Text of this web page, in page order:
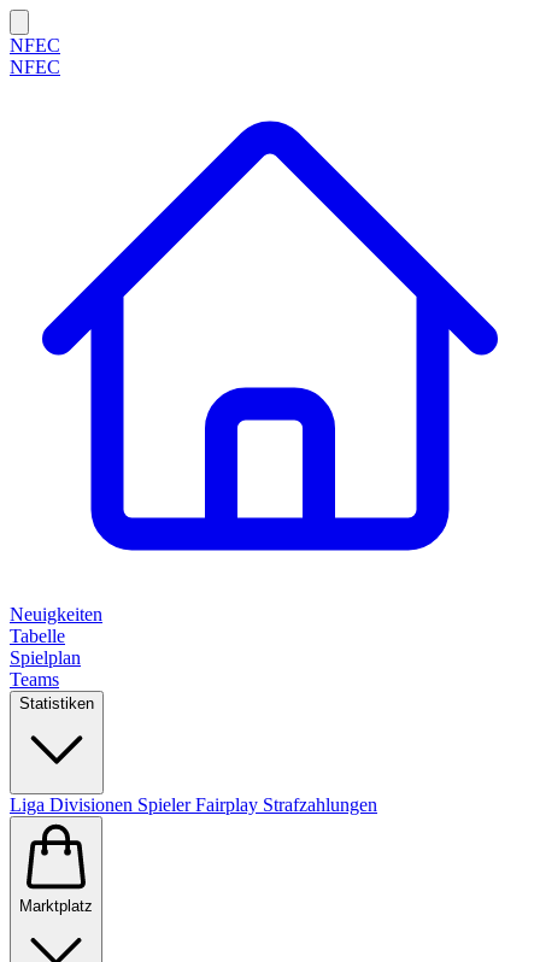
NFEC
NFEC
Neuigkeiten
Tabelle
Spielplan
Teams
Statistiken
Liga Divisionen SpielerFairplay Strafzahlungen
Marktplatz